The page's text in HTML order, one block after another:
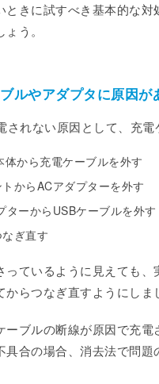
ときに試すべき基本的な
う。
ルやアダプタに原因が
されない原因として、充
体から充電ケーブルを外す
からACアダプターを外す
ターからUSBケーブルを外す
ぎ直す
っているように見えても
らつなぎ直すようにしま
ーブルの断線が原因で充
具合の場合、消去法で問